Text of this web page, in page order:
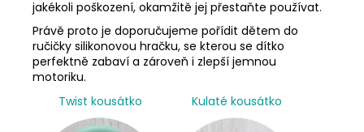
jakékoli poškození, okamžitě jej přestaňte používat.
Právě proto je doporučujeme pořídit dětem do
ručičky silikonovou hračku, se kterou se dítko
perfektně zabaví a zároveň i zlepší jemnou
motoriku.
Twist kousátko
Kulaté kousátko